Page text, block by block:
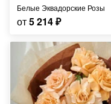
Белые Эквадорские Розы
от5 214₽